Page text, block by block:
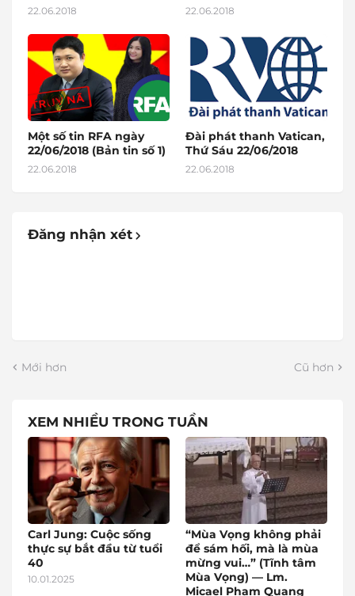
22.06.2018 22.06.2018
Một số tin RFA ngày
22/06/2018 (Bản tin số 1)
22.06.2018
Đài phát thanh Vatican,
Thứ Sáu 22/06/2018
22.06.2018
Đăng nhận xét
Mới hơn Cũ hơn
XEM NHIỀU TRONG TUẦN
Carl Jung: Cuộc sống
thực sự bắt đầu từ tuổi
40
10.01.2025
“Mùa Vọng không phải
để sám hối, mà là mùa
mừng vui…” (Tĩnh tâm
Mùa Vọng) — Lm.
Micael Phạm Quang